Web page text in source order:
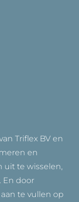
Triflex BV en
en
uit te wisselen,
En door
te vullen op